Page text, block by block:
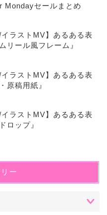
Mondayセールまとめ
イラストMV】あるある表
リール風フレーム』
イラストMV】あるある表
原稿用紙』
イラストMV】あるある表
ロップ』
ー